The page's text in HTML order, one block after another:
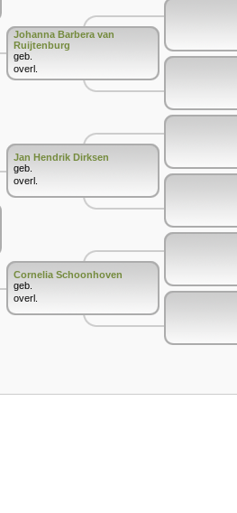
Johanna Barbera van
Ruijtenburg
geb.
overl.
Jan Hendrik Dirksen
geb.
overl.
Cornelia Schoonhoven
geb.
overl.